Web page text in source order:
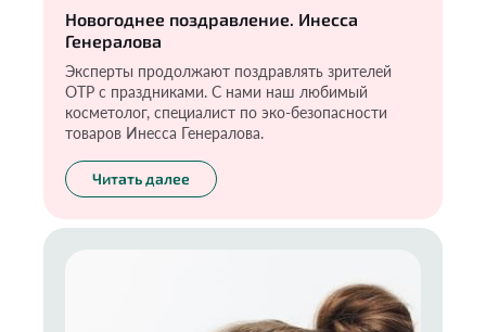
Новогоднее поздравление. Инесса
Генералова
Эксперты продолжают поздравлять зрителей
ОТР с праздниками. С нами наш любимый
косметолог, специалист по эко-безопасности
товаров Инесса Генералова.
Читать далее